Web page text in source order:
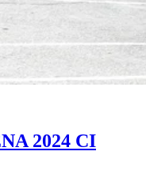
2024 CI